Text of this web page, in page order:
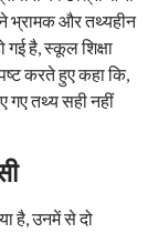
भ्रामक और तथ्यहीन
गई है, स्कूल शिक्षा
करते हुए कहा कि,
गए तथ्य सही नहीं
है, उनमें से दो